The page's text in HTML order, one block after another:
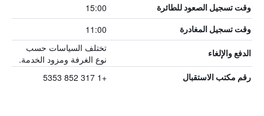
وقت تسجيل الصعود للطائرة 15:00
وقت تسجيل المغادرة 11:00
الدفع والإلغاء
تختلف السياسات حسب
نوع الغرفة ومزود الخدمة.
رقم مكتب الاستقبال +1 317 852 5353